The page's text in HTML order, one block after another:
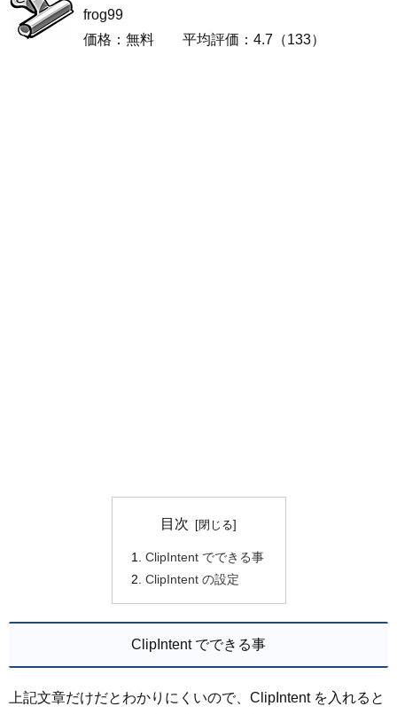
frog99
価格：無料 平均評価：4.7（133）
目次
ClipIntent でできる事
ClipIntent の設定
ClipIntent でできる事
上記文章だけだとわかりにくいので、ClipIntent を入れると